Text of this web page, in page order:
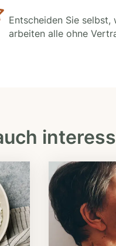
Entscheiden Sie
arbeiten alle ohne